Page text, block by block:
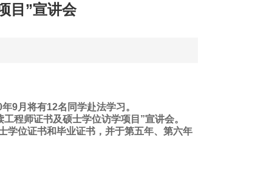
目”宣讲会
9月将有12名同学赴法学习。
程师证书及硕士学位访学项目”宣讲会。
学位证书和毕业证书，并于第五年、第六年